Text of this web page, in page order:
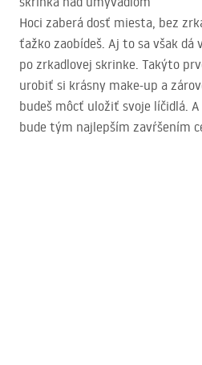
Hoci zaberá dosť miesta, bez
ťažko zaobídeš. Aj to sa však
po zrkadlovej skrinke. Takýto
urobiť si krásny make-up a
budeš môcť uložiť svoje líčidlá.
bude tým najlepším zavŕšením